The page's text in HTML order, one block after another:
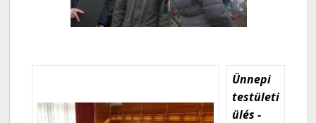
Ünnepi
testületi
ülés -